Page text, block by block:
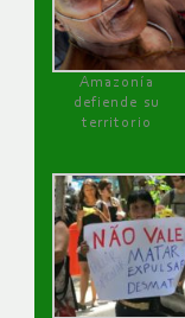
Amazonía
defiende su
territorio